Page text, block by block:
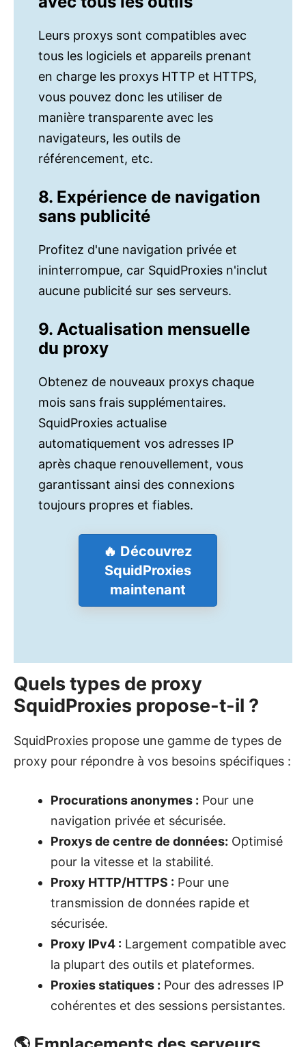
Leurs proxys sont compatibles avec
tous les logiciels et appareils prenant
en charge les proxys HTTP et HTTPS,
vous pouvez donc les utiliser de
manière transparente avec les
navigateurs, les outils de
référencement, etc.
8. Expérience de navigation
sans publicité
Profitez d'une navigation privée et
ininterrompue, car SquidProxies n'inclut
aucune publicité sur ses serveurs.
9. Actualisation mensuelle
du proxy
Obtenez de nouveaux proxys chaque
mois sans frais supplémentaires.
SquidProxies actualise
automatiquement vos adresses IP
après chaque renouvellement, vous
garantissant ainsi des connexions
toujours propres et fiables.
🔥 Découvrez
SquidProxies
maintenant
Quels types de proxy
SquidProxies propose-t-il ?
SquidProxies propose une gamme de types de
proxy pour répondre à vos besoins spécifiques :
Procurations anonymes : Pour une
navigation privée et sécurisée.
Proxys de centre de données: Optimisé
pour la vitesse et la stabilité.
Proxy HTTP/HTTPS : Pour une
transmission de données rapide et
sécurisée.
Proxy IPv4 : Largement compatible avec
la plupart des outils et plateformes.
Proxies statiques : Pour des adresses IP
cohérentes et des sessions persistantes.